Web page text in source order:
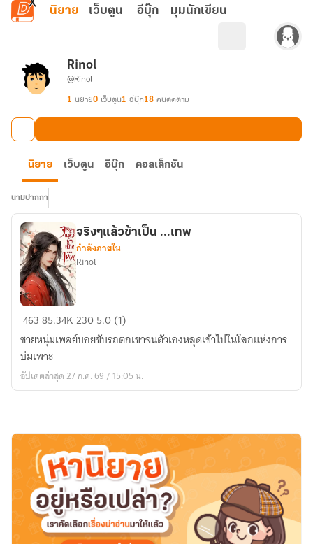
ข้ามไปยังเนื้อหาหลัก
นิยาย เว็บตูน อีบุ๊ก มุมนักเขียน
Rinol
@Rinol
1 นิยาย0 เว็บตูน1 อีบุ๊ก18 คนติดตาม
นิยาย เว็บตูน อีบุ๊ก คอลเล็กชัน
นามปากกา
จริงๆ
ข้า
เป็น
...เทพ
จริงๆแล้วข้าเป็น ...เทพ
กำลังภายใน
Rinol
46385.34K2305.0 (1)
ชายหนุ่มเพลย์บอยขับรถตกเขาจนตัวเองหลุดเข้าไปในโลกแห่งการ
บ่มเพาะ
อัปเดตล่าสุด 27 ก.ค. 69 / 15:05 น.